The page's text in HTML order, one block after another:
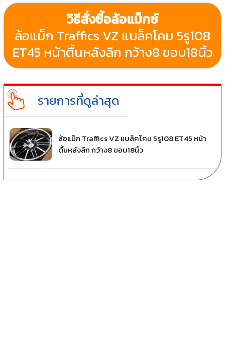
วิธีสั่งซื้อล้อแม็กซ์
ล้อแม็ก Traffics VZ แบล็คโคม 5รู108
ET45 หน้าตื้นหลังลึก กว้าง8 ขอบ18นิ้ว
รายการที่ดูล่าสุด
ล้อแม็ก Traffics VZ แบล็คโคม 5รู108 ET45 หน้า
ตื้นหลังลึก กว้าง8 ขอบ18นิ้ว